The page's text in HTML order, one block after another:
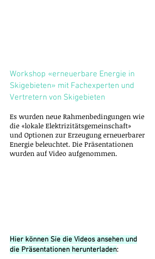
Workshop «erneuerbare Energie in
Skigebieten» mit Fachexperten und
Vertretern von Skigebieten
Es wurden neue Rahmenbedingungen wie
die «lokale Elektrizitätsgemeinschaft»
und Optionen zur Erzeugung erneuerbarer
Energie beleuchtet. Die Präsentationen
wurden auf Video aufgenommen.
Hier können Sie die Videos ansehen und
die Präsentationen herunterladen: